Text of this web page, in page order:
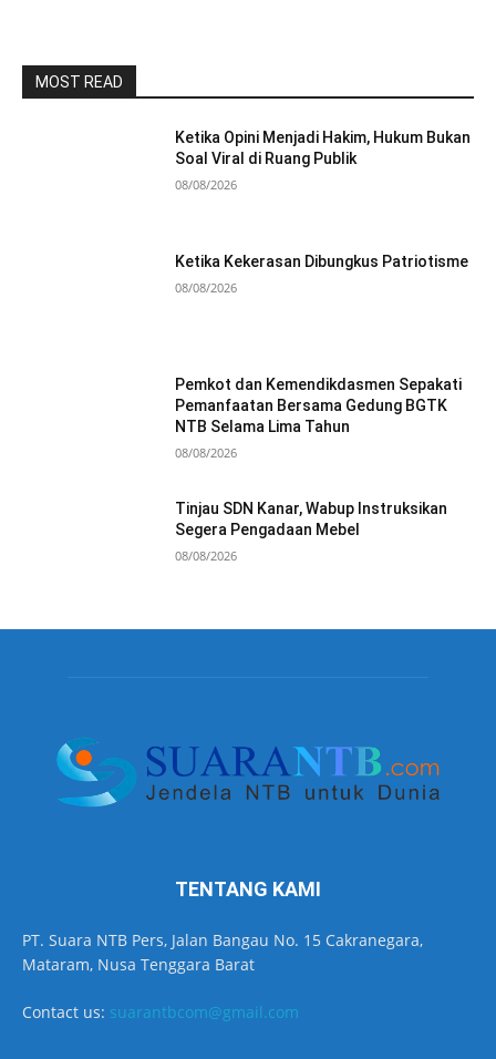
MOST READ
Ketika Opini Menjadi Hakim, Hukum Bukan
Soal Viral di Ruang Publik
08/08/2026
Ketika Kekerasan Dibungkus Patriotisme
08/08/2026
Pemkot dan Kemendikdasmen Sepakati
Pemanfaatan Bersama Gedung BGTK
NTB Selama Lima Tahun
08/08/2026
Tinjau SDN Kanar, Wabup Instruksikan
Segera Pengadaan Mebel
08/08/2026
TENTANG KAMI
PT. Suara NTB Pers, Jalan Bangau No. 15 Cakranegara,
Mataram, Nusa Tenggara Barat
Contact us: suarantbcom@gmail.com